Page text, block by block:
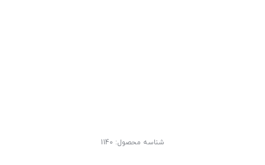
شناسه محصول: 1140